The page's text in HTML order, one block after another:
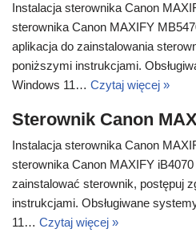
Instalacja sterownika Canon
sterownika Canon MAXIFY
aplikacja do zainstalowania
poniższymi instrukcjami.
Windows 11… Czytaj więcej »
Sterownik Canon
Instalacja sterownika Canon
sterownika Canon MAXIFY
zainstalować sterownik, postępuj
instrukcjami. Obsługiwane
11… Czytaj więcej »